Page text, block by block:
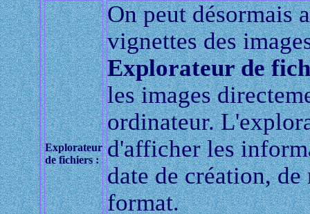
Explorateur
de fichiers :
On peut désormais
vignettes des
Explorateur de
les images
ordinateur.
d'afficher les
date de création,
format.